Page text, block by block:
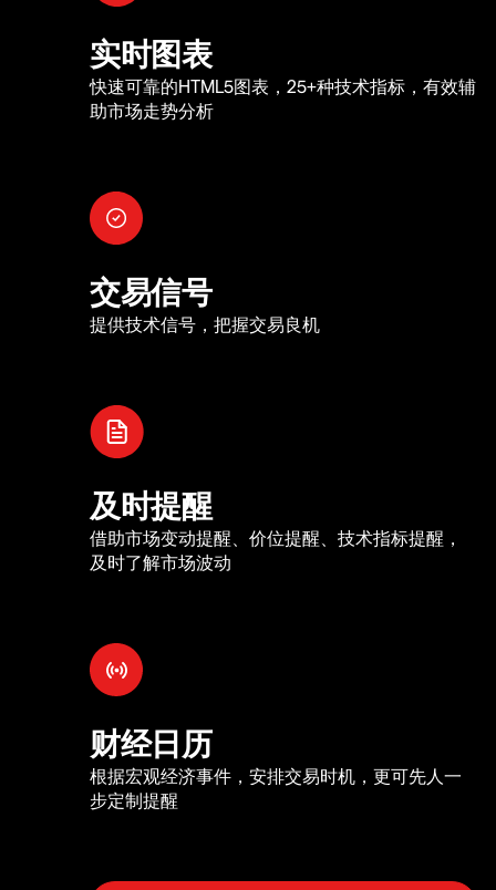
实时图表
快速可靠的HTML5图表，25+种技术指标，有效辅
助市场走势分析
交易信号
提供技术信号，把握交易良机
及时提醒
借助市场变动提醒、价位提醒、技术指标提醒，
及时了解市场波动
财经日历
根据宏观经济事件，安排交易时机，更可先人一
步定制提醒